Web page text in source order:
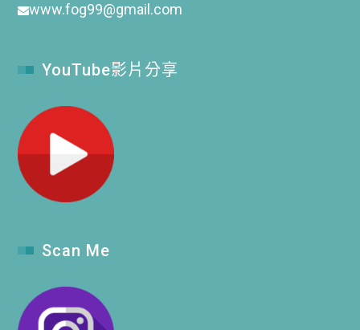
www.fog99@gmail.com
YouTube影片分享
Scan Me